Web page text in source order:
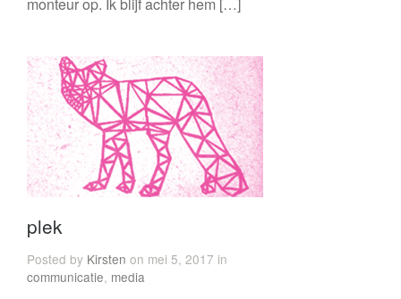
plek
Posted by Kirsten on mei 5, 2017 in
communicatie, media